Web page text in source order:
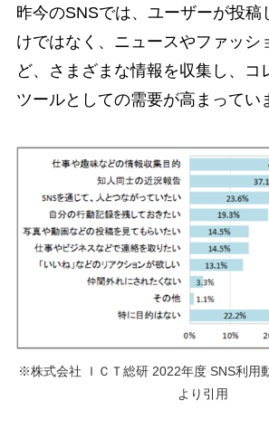
昨今のSNSでは、ユーザーが投稿
けではなく、ニュースやファッシ
ど、さまざまな情報を収集し、コ
ツールとしての需要が高まってい
※株式会社 ＩＣＴ総研 2022年度 SNS利用
より引用